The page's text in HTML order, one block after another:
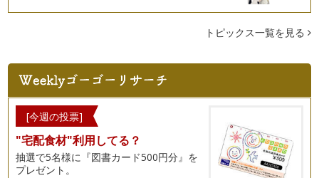
入園、入学シーズン。贈り物をしたり、お返しをする機会も増
える時期ですね。贈り物をスマートに…
入園・入学準備をいたしましょう 「旬をとりいれたフォーマ
ルマナー」
洋装、和装などの種類。時間帯による服装・・・フォーマルな
服装マナーとは、その場に合うように…
トピックス一覧を見る
[今週の投票]
"宅配食材"利用してる？
抽選で5名様に『図書カード500円分』を
プレゼント。